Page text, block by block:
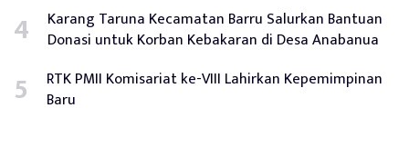
Karang Taruna Kecamatan Barru Salurkan Bantuan
Donasi untuk Korban Kebakaran di Desa Anabanua
RTK PMII Komisariat ke-VIII Lahirkan Kepemimpinan
Baru